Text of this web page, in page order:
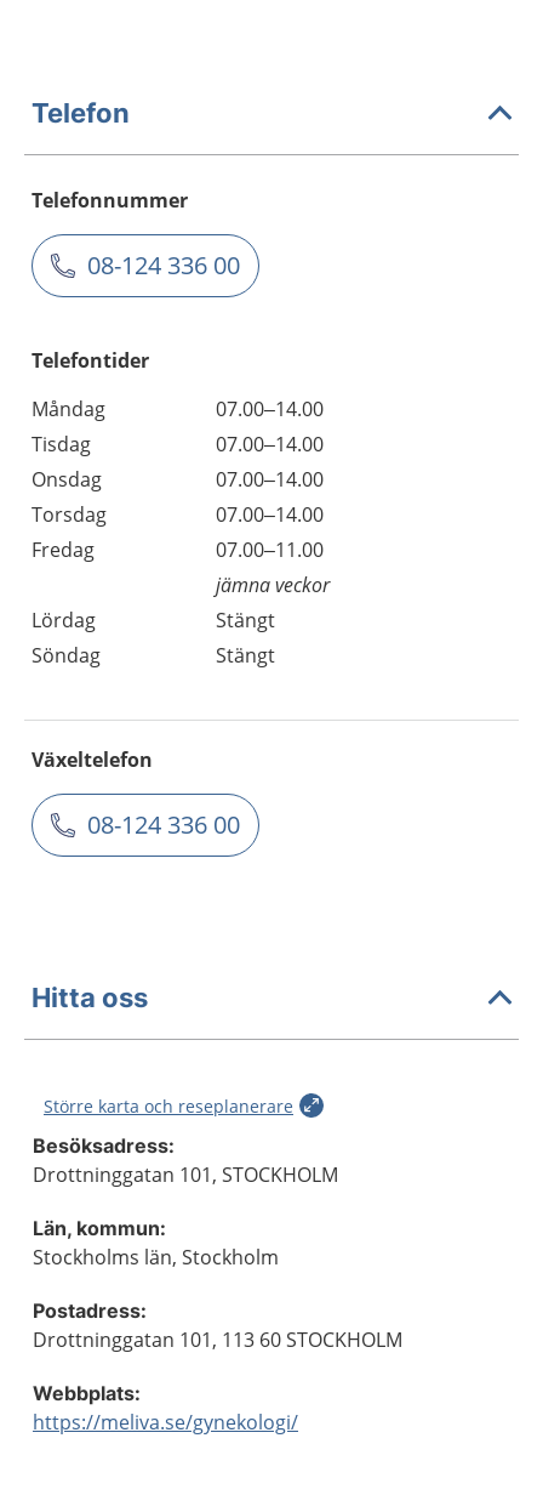
Telefon
Telefonnummer
08-124 336 00
Telefontider
Måndag
07.00–14.00
Tisdag
07.00–14.00
Onsdag
07.00–14.00
Torsdag
07.00–14.00
Fredag
07.00–11.00
jämna veckor
Lördag
Stängt
Söndag
Stängt
Växeltelefon
08-124 336 00
Hitta oss
Större karta och reseplanerare
Besöksadress:
Drottninggatan 101, STOCKHOLM
Län, kommun:
Stockholms län, Stockholm
Postadress:
Drottninggatan 101, 113 60 STOCKHOLM
Webbplats:
https://meliva.se/gynekologi/